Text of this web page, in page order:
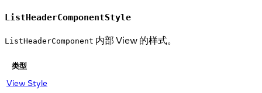
ListHeaderComponentStyle
ListHeaderComponent 内部 View 的样式。
类型
View Style